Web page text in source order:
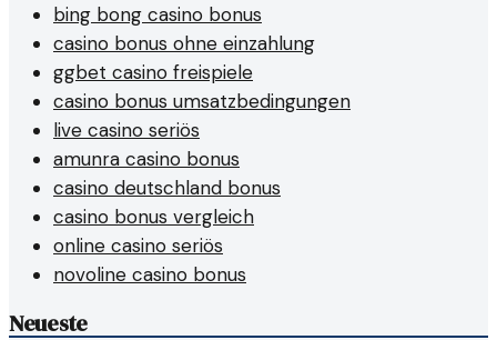
bing bong casino bonus
casino bonus ohne einzahlung
ggbet casino freispiele
casino bonus umsatzbedingungen
live casino seriös
amunra casino bonus
casino deutschland bonus
casino bonus vergleich
online casino seriös
novoline casino bonus
Neueste